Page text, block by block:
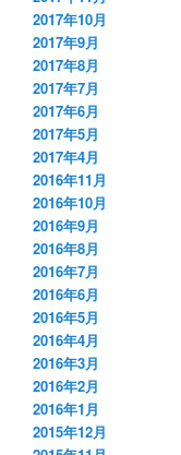
2017年10月
2017年9月
2017年8月
2017年7月
2017年6月
2017年5月
2017年4月
2016年11月
2016年10月
2016年9月
2016年8月
2016年7月
2016年6月
2016年5月
2016年4月
2016年3月
2016年2月
2016年1月
2015年12月